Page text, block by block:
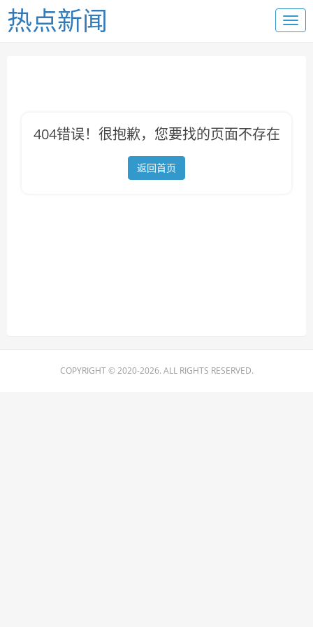
热点新闻
404错误！很抱歉，您要找的页面不存在
返回首页
COPYRIGHT © 2020-2026. ALL RIGHTS RESERVED.